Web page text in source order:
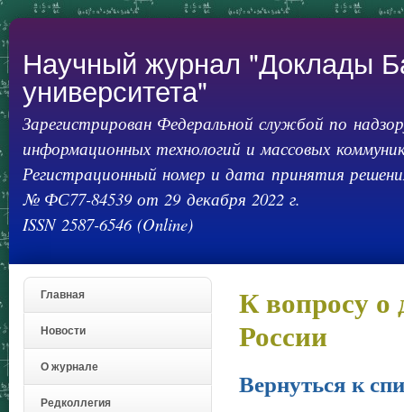
Научный журнал "Доклады
университета"
Зарегистрирован Федеральной службой по
информационных технологий и массовых
Регистрационный номер и дата принятия
№ ФС77-84539 от 29 декабря 2022 г.
ISSN 2587-6546 (Online)
Главная
Новости
О журнале
Редколлегия
К вопросу о
России
Вернуться к